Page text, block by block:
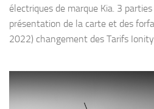
électriques de marque Kia. 3
présentation de la carte et des
2022) changement des Tarifs